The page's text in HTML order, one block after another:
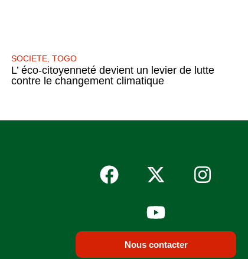
SOCIETE, TOGO
L’ éco-citoyenneté devient un levier de lutte
contre le changement climatique
Nous contacter